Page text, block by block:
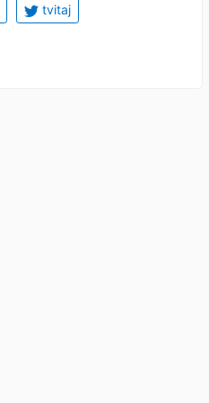
tvitaj